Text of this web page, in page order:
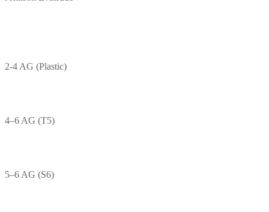
2-4 AG (Plastic)
4–6 AG (T5)
5–6 AG (S6)